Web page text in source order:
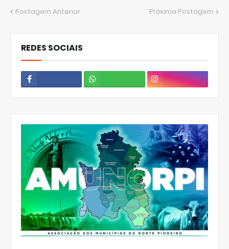
Postagem Anterior Próxima Postagem
REDES SOCIAIS